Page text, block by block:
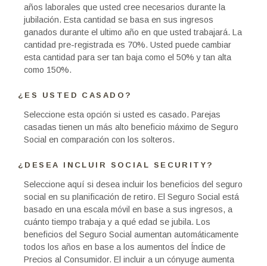
años laborales que usted cree necesarios durante la
jubilación. Esta cantidad se basa en sus ingresos
ganados durante el ultimo año en que usted trabajará. La
cantidad pre-registrada es 70%. Usted puede cambiar
esta cantidad para ser tan baja como el 50% y tan alta
como 150%.
¿ES USTED CASADO?
Seleccione esta opción si usted es casado. Parejas
casadas tienen un más alto beneficio máximo de Seguro
Social en comparación con los solteros.
¿DESEA INCLUIR SOCIAL SECURITY?
Seleccione aquí si desea incluir los beneficios del seguro
social en su planificación de retiro. El Seguro Social está
basado en una escala móvil en base a sus ingresos, a
cuánto tiempo trabaja y a qué edad se jubila. Los
beneficios del Seguro Social aumentan automáticamente
todos los años en base a los aumentos del Índice de
Precios al Consumidor. El incluir a un cónyuge aumenta